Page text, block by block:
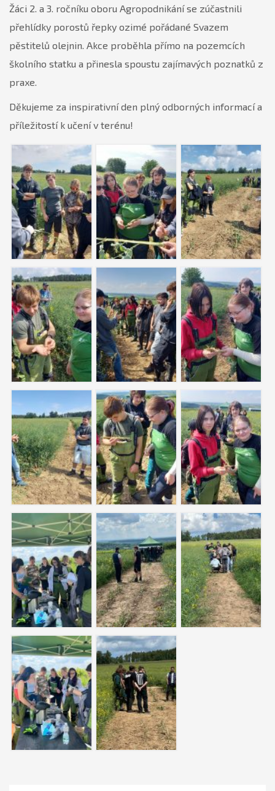
Žáci 2. a 3. ročníku oboru Agropodnikání se zúčastnili
přehlídky porostů řepky ozimé pořádané Svazem
pěstitelů olejnin. Akce proběhla přímo na pozemcích
školního statku a přinesla spoustu zajímavých poznatků z
praxe.
Děkujeme za inspirativní den plný odborných informací a
příležitostí k učení v terénu!